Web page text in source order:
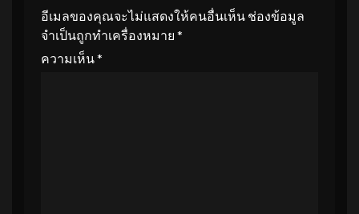
อีเมลของคุณจะไม่แสดงให้คนอื่นเห็น ช่องข้อมูล
จำเป็นถูกทำเครื่องหมาย *
ความเห็น*